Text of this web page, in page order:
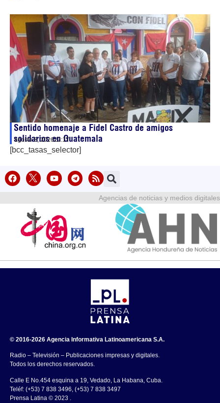
Sentido homenaje a Fidel Castro de amigos
solidarios en Guatemala
agosto 8, 202622:17
[bcc_tasas_selector]
Agencias de noticias y medios digitales
© 2016-2026 Agencia Informativa Latinoamericana S.A.
Radio – Televisión – Publicaciones impresas y digitales.
Todos los derechos reservados.
Calle E No.454 esquina a 19, Vedado, La Habana, Cuba.
Teléf: (+53) 7 838 3496, (+53) 7 838 3497
Prensa Latina © 2023 .